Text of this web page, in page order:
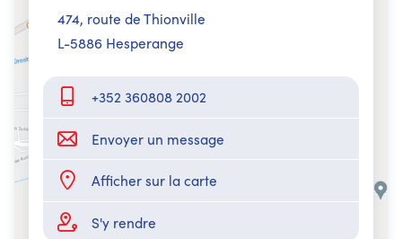
474,​ route de Thionville
L-5886 Hesperange
+352 360808 2002
Envoyer un message
Afficher sur la carte
S'y rendre